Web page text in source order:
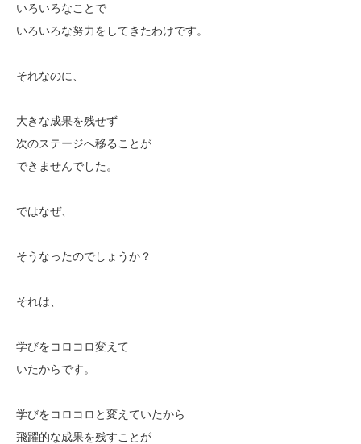
いろいろなことで
いろいろな努力をしてきたわけです。
それなのに、
大きな成果を残せず
次のステージへ移ることが
できませんでした。
ではなぜ、
そうなったのでしょうか？
それは、
学びをコロコロ変えて
いたからです。
学びをコロコロと変えていたから
飛躍的な成果を残すことが